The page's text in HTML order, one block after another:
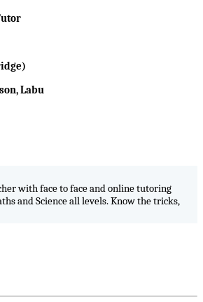
Labu
with face to face and online tutoring
and Science all levels. Know the tricks,